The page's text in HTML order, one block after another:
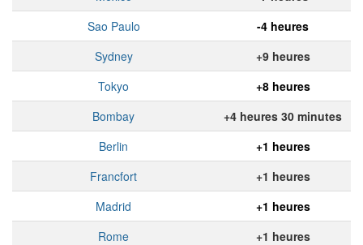
Sao Paulo
-4 heures
Sydney
+9 heures
Tokyo
+8 heures
Bombay
+4 heures 30 minutes
Berlin
+1 heures
Francfort
+1 heures
Madrid
+1 heures
Rome
+1 heures